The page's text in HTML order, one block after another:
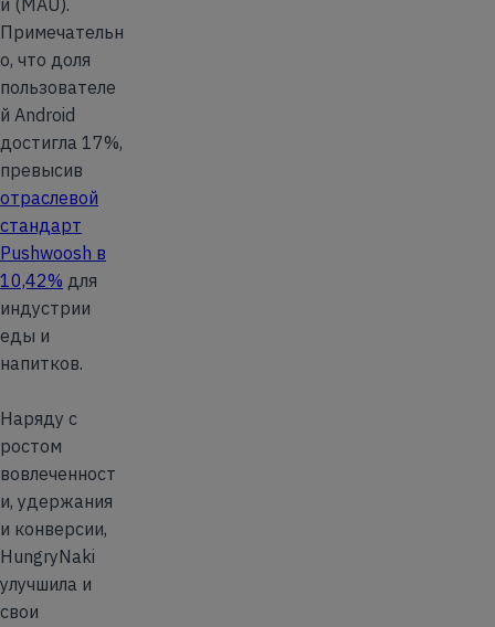
Примечательн
о, что доля
пользователе
й Android
достигла 17%,
превысив
отраслевой
стандарт
Pushwoosh в
10,42% для
индустрии
еды и
напитков.
Наряду с
ростом
вовлеченност
и, удержания
и конверсии,
HungryNaki
улучшила и
свои